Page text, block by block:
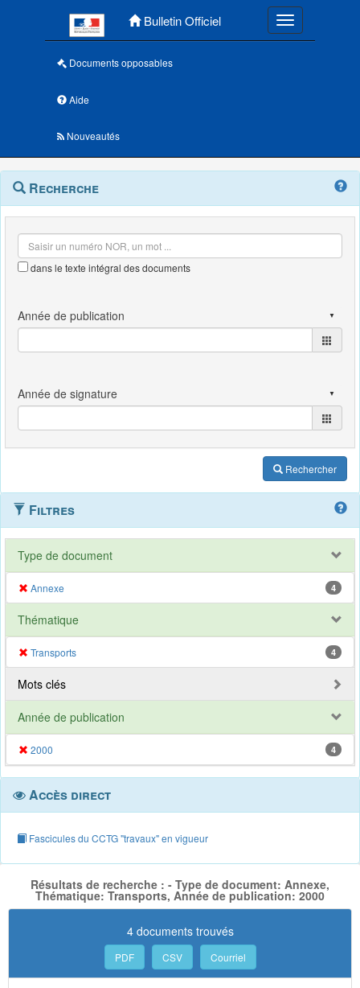
Bulletin Officiel Toggle
Documents opposables
Aide
Nouveautés
Navigation
outils
Menu
contextuel
Recherche
dans le texte intégral des documents
Rechercher
Filtres
Type de document
Annexe 4
Thématique
Transports 4
Mots clés
Année de publication
2000 4
Accès direct
Fascicules du CCTG "travaux" en vigueur
Résultats de recherche : - Type de document: Annexe,
Thématique: Transports, Année de publication: 2000
4 documents trouvés
PDF CSV Courriel